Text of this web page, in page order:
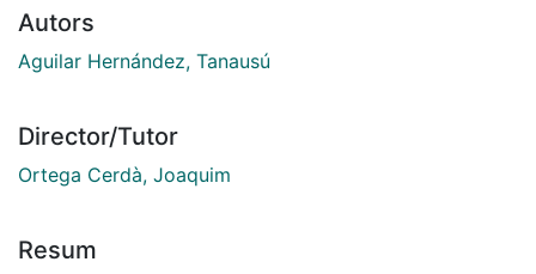
Autors
Aguilar Hernández, Tanausú
Director/Tutor
Ortega Cerdà, Joaquim
Resum